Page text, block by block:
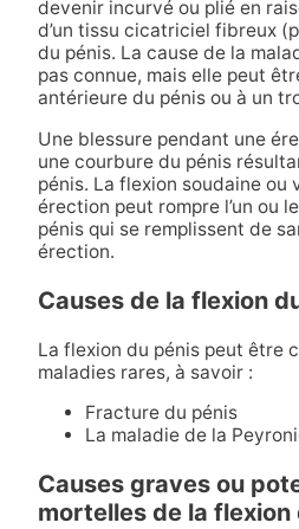
devenir incurvé ou plié en
d’un tissu cicatriciel fibreux
du pénis. La cause de la
pas connue, mais elle peut
antérieure du pénis ou à un
Une blessure pendant une
une courbure du pénis
pénis. La flexion soudaine ou
érection peut rompre l’un ou
pénis qui se remplissent de
érection.
Causes de la flexion
La flexion du pénis peut être
maladies rares, à savoir :
Fracture du pénis
La maladie de la
Causes graves ou
mortelles de la flexion